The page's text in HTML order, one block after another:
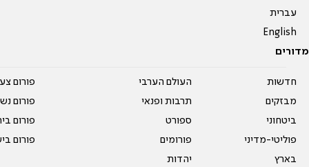
עברית
English
מדורים
חדשות
מבזקים
ביטחוני
פוליטי-מדיני
בארץ
העולם הערבי
תרבות ופנאי
ספורט
פורומים
יהדות
פורום
פורום
פורום
פורום